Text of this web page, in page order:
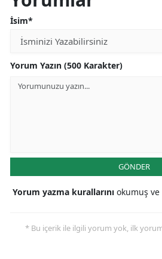
İsim*
Yorum Yazın (500 Karakter)
GÖNDER
Yorum yazma kurallarını okumuş ve
* Bu içerik ile ilgili yorum yok, ilk